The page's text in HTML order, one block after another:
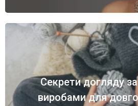
Секрети догляду
виробами для